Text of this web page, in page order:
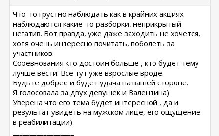
Что-то грустно наблюдать как в крайних акциях
наблюдаются какие-то разборки, неприкрытый
негатив. Вот правда, уже даже заходить не хочется,
хотя очень интересно почитать, поболеть за
участников.
Соревнования кто достоин больше , кто будет тему
лучше вести. Все тут уже взрослые вроде.
Будьте добрее и будет удача на вашей стороне.
Я голосовала за двух девушек и Валентина)
Уверена что его тема будет интересной , да и
результат увидеть на мужском лице, его ощущение
в реабилитации)